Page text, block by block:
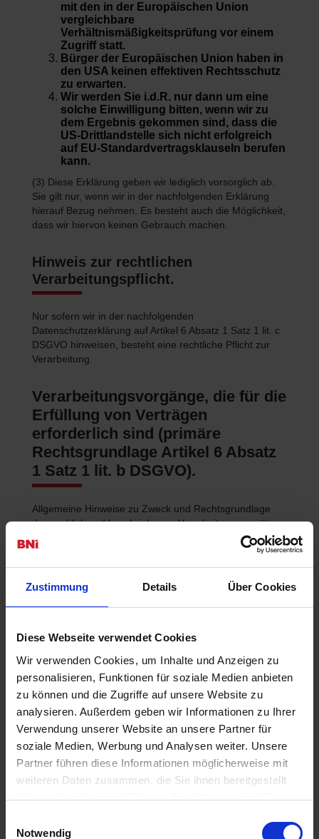
Zustimmung Details Über Cookies
Diese Webseite verwendet Cookies
Wir verwenden Cookies, um Inhalte und Anzeigen zu
personalisieren, Funktionen für soziale Medien anbieten
zu können und die Zugriffe auf unsere Website zu
analysieren. Außerdem geben wir Informationen zu Ihrer
Verwendung unserer Website an unsere Partner für
soziale Medien, Werbung und Analysen weiter. Unsere
Partner führen diese Informationen möglicherweise mit
weiteren Daten zusammen, die Sie ihnen bereitgestellt
haben oder die sie im Rahmen Ihrer Nutzung der Dienste
Notwendig